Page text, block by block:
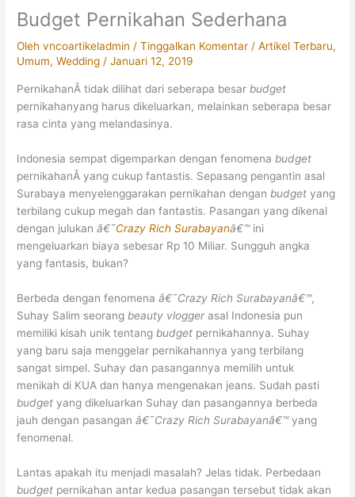
Budget Pernikahan Sederhana
Olehvncoartikeladmin/Tinggalkan Komentar /Artikel Terbaru,
Umum,Wedding /Januari 12, 2019
PernikahanÂ tidak dilihat dari seberapa besar budget
pernikahanyang harus dikeluarkan, melainkan seberapa besar
rasa cinta yang melandasinya.
Indonesia sempat digemparkan dengan fenomena budget
pernikahanÂ yang cukup fantastis. Sepasang pengantin asal
Surabaya menyelenggarakan pernikahan dengan budget yang
terbilang cukup megah dan fantastis. Pasangan yang dikenal
dengan julukanâ€˜Crazy Rich Surabayanâ€™ini
mengeluarkan biaya sebesar Rp 10 Miliar. Sungguh angka
yang fantasis, bukan?
Berbeda dengan fenomenaâ€˜Crazy Rich Surabayanâ€™,
Suhay Salim seorang beauty vloggerasal Indonesia pun
memiliki kisah unik tentang budget pernikahannya. Suhay
yang baru saja menggelar pernikahannya yang terbilang
sangat simpel. Suhay dan pasangannya memilih untuk
menikah di KUA dan hanya mengenakan jeans. Sudah pasti
budgetyang dikeluarkan Suhay dan pasangannya berbeda
jauh dengan pasanganâ€˜Crazy Rich Surabayanâ€™yang
fenomenal.
Lantas apakah itu menjadi masalah? Jelas tidak. Perbedaan
budget pernikahan antar kedua pasangan tersebut tidak akan